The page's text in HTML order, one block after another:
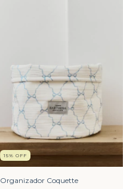
15% OFF
Organizador Coquette